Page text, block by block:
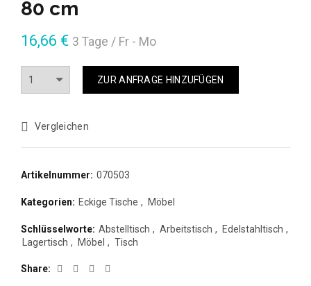
80 cm
16,66 € 3 Tage / Fr - Mo
ZUR ANFRAGE HINZUFÜGEN
Vergleichen
Artikelnummer: 070503
Kategorien: Eckige Tische , Möbel
Schlüsselworte: Abstelltisch , Arbeitstisch , Edelstahltisch ,
Lagertisch , Möbel , Tisch
Share